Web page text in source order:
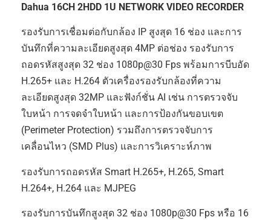
Dahua 16CH 2HDD 1U NETWORK VIDEO RECORDER
รองรับการเชื่อมต่อกับกล้อง IP สูงสุด 16 ช่อง และการ
บันทึกที่ความละเอียดสูงสุด 4MP ต่อช่อง รองรับการ
ถอดรหัสสูงสุด 32 ช่อง 1080p@30 Fps พร้อมการบีบอัด
H.265+ และ H.264 ตัวเครื่องรองรับกล้องที่ความ
ละเอียดสูงสุด 32MP และฟังก์ชั่น AI เช่น การตรวจจับ
ใบหน้า การจดจำใบหน้า และการป้องกันขอบเขต
(Perimeter Protection) รวมถึงการตรวจจับการ
เคลื่อนไหว (SMD Plus) และการวิเคราะห์ภาพ
รองรับการถอดรหัส Smart H.265+, H.265, Smart
H.264+, H.264 และ MJPEG
รองรับการบันทึกสูงสุด 32 ช่อง 1080p@30 Fps หรือ 16